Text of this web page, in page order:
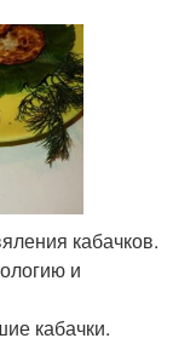
кабачков.
и
кабачки.